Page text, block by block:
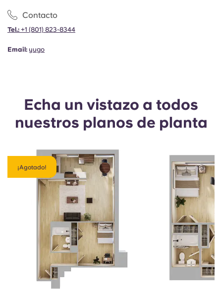
Contacto
Tel.: +1 (801) 823-8344
Email: yugo
Echa un vistazo a todos
nuestros planos de planta
¡Agotado!